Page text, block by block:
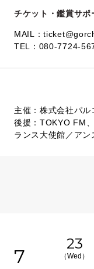
チケット・鑑賞サ
MAIL：
TEL：080-7724-
主催：株式会社パ
後援：TOKYO FM
ランス大使館／ア
7
23
（Wed）